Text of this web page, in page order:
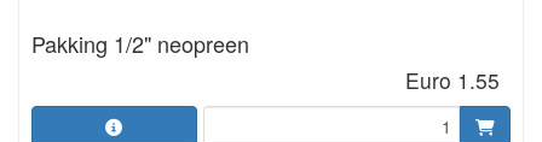
Pakking 1/2" neopreen
Euro 1.55